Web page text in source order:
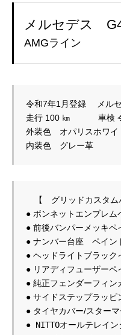
メルセデス
AMGライン
令和7年1月登録　 メル
走行 100 ㎞　　　 車検
外装色　オパリスホワイ
【　グリッドカスタム
● 前後バンパーメッキ
● ナンバー台座　ペイ
● ヘッドライトブラッ
● リアディフューザー
● サイドステップラッ
● NITTOオー